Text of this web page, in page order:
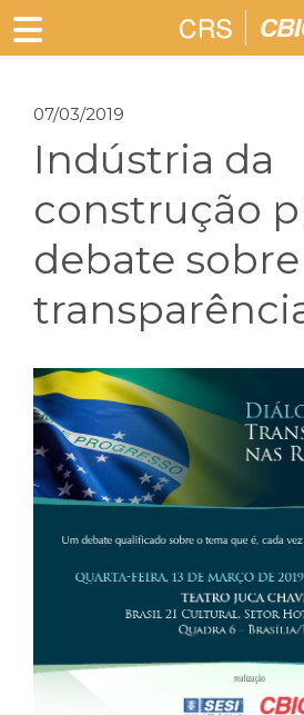
07/03/2019
Indústria da
construção
debate sobre